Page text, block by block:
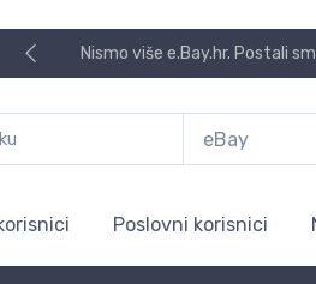
Nismo više e.Bay.hr. Postali
Poslovni korisnici